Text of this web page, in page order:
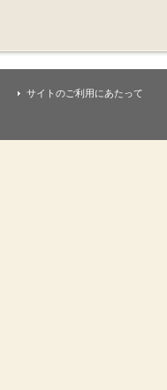
サイトのご利用にあたって